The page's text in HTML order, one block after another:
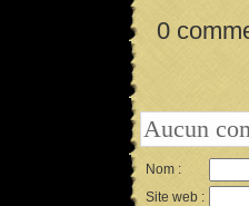
0
Aucun
Nom :
Site web :